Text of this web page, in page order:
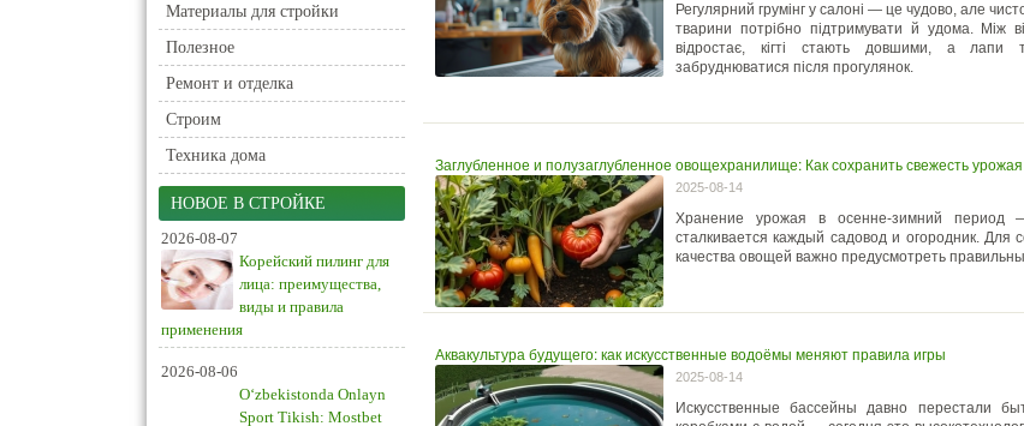
Материалы для стройки
Полезное
Ремонт и отделка
Строим
Техника дома
НОВОЕ В СТРОЙКЕ
2026-08-07
Корейский пилинг для
лица: преимущества,
виды и правила
применения
2026-08-06
O‘zbekistonda Onlayn
Sport Tikish: Mostbet
Регулярний грумінг у салоні — це чудово, але
тварини потрібно підтримувати й удома. Між
відростає, кігті стають довшими, а лапи
забруднюватися після прогулянок.
Заглубленное и полузаглубленное овощехранилище: Как сохранить свежесть урожая
2025-08-14
Хранение урожая в осенне-зимний период
сталкивается каждый садовод и огородник. Для
качества овощей важно предусмотреть
Аквакультура будущего: как искусственные водоёмы меняют правила игры
2025-08-14
Искусственные бассейны давно перестали